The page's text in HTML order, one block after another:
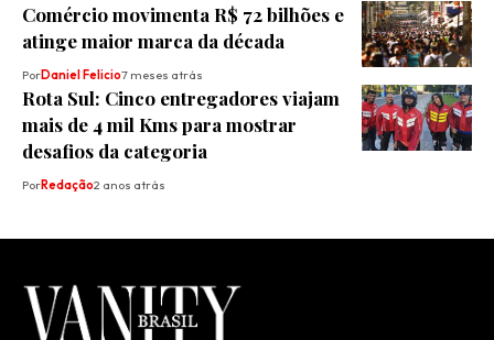
Comércio movimenta R$ 72 bilhões e
atinge maior marca da década
PorDaniel Felicio7 meses atrás
Rota Sul: Cinco entregadores viajam
mais de 4 mil Kms para mostrar
desafios da categoria
PorRedação2 anos atrás